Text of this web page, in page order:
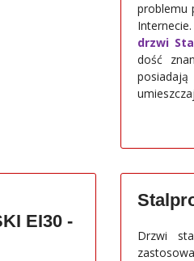
problemu
drzwi
dość
EI30 -
Drzwi